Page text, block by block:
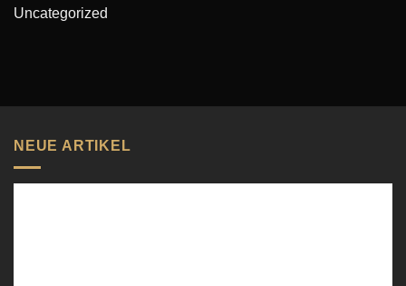
Uncategorized
NEUE ARTIKEL